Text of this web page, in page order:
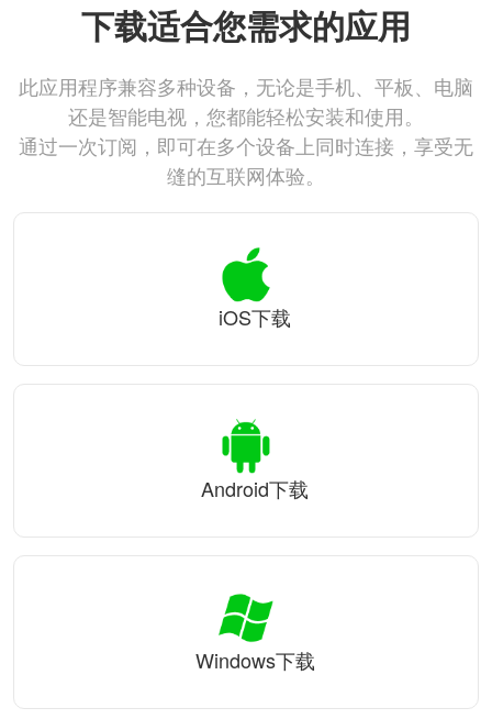
下载适合您需求的应用
此应用程序兼容多种设备，无论是手机、平板、电脑
还是智能电视，您都能轻松安装和使用。
通过一次订阅，即可在多个设备上同时连接，享受无
缝的互联网体验。
iOS下载
Android下载
Windows下载